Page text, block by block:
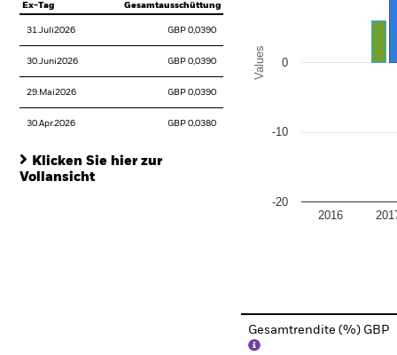
Ex-Tag Gesamtausschüttung
31.Juli2026 GBP 0,0390
30.Juni2026 GBP 0,0390
29.Mai2026 GBP 0,0390
30.Apr.2026 GBP 0,0380
Klicken Sie hier zur
Vollansicht
Values
2016
-20
-10
0
Gesamtrendite (%) GBP